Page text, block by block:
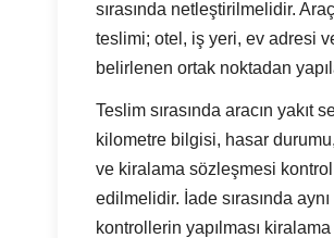
sırasında netleştirilmelidir. Araç
teslimi; otel, iş yeri, ev adresi
belirlenen ortak noktadan
Teslim sırasında aracın yakıt
kilometre bilgisi, hasar
ve kiralama sözleşmesi kontrol
edilmelidir. İade sırasında aynı
kontrollerin yapılması kiralama